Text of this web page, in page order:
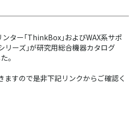
ター｢ThinkBox｣およびWAX系サポ
リーズ｣が研究用総合機器カタログ
。
すので是非下記リンクからご確認く